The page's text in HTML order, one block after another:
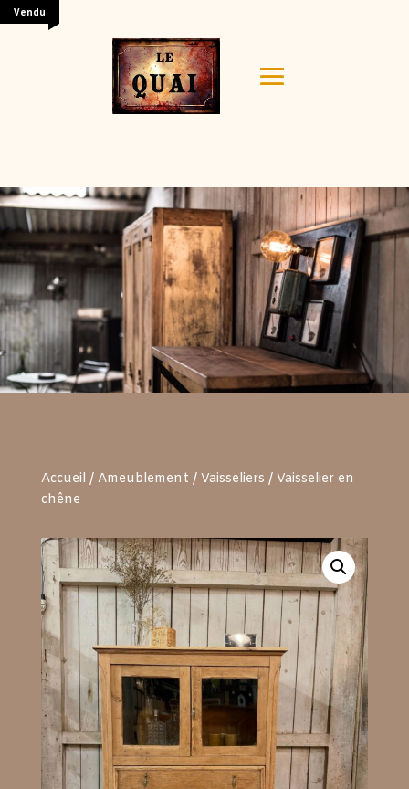
Vendu
Your content goes here. Edit or remove this text inline
or in the module Content settings. You can also style
every aspect of this content in the module Design
settings and even apply custom CSS to this text in the
module Advanced settings.
Accueil / Ameublement / Vaisseliers / Vaisselier en
chêne